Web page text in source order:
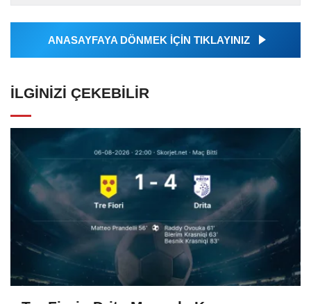
tarafından geçilen tüm...
ANASAYFAYA DÖNMEK İÇİN TIKLAYINIZ
İLGINIZI ÇEKEBILIR